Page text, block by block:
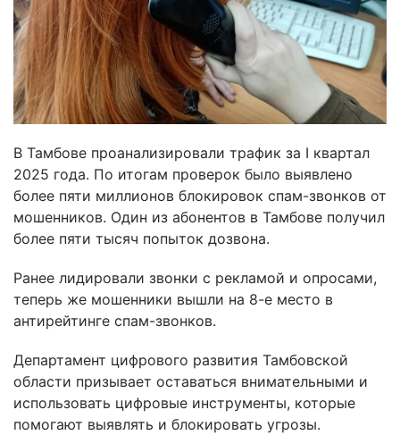
В Тамбове проанализировали трафик за I квартал
2025 года. По итогам проверок было выявлено
более пяти миллионов блокировок спам-звонков от
мошенников. Один из абонентов в Тамбове получил
более пяти тысяч попыток дозвона.
Ранее лидировали звонки с рекламой и опросами,
теперь же мошенники вышли на 8-е место в
антирейтинге спам-звонков.
Департамент цифрового развития Тамбовской
области призывает оставаться внимательными и
использовать цифровые инструменты, которые
помогают выявлять и блокировать угрозы.